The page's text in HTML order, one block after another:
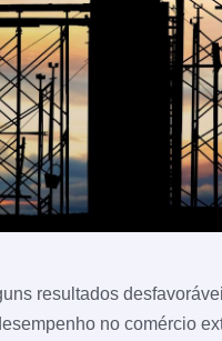
resultados
no comércio